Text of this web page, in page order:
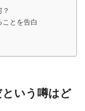
とを告白
いう噂はど